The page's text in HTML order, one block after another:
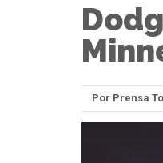
Por Prensa